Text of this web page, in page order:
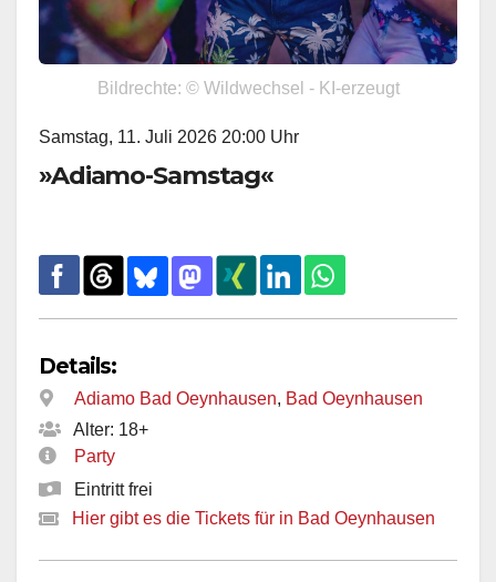
Bildrechte: © Wildwechsel - KI-erzeugt
Samstag, 11. Juli 2026 20:00 Uhr
»Adiamo-Samstag«
Details:
Adiamo Bad Oeynhausen, Bad Oeynhausen
Alter: 18+
Party
Eintritt frei
Hier gibt es die Tickets für in Bad Oeynhausen